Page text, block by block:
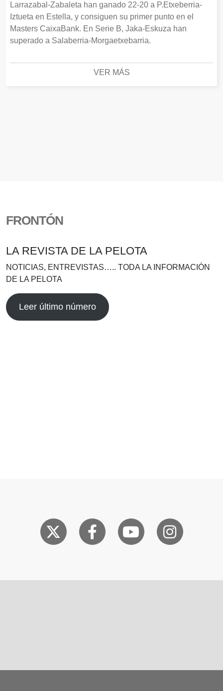
Larrazabal-Zabaleta han ganado 22-20 a P.Etxeberria-
Iztueta en Estella, y consiguen su primer punto en el
Masters CaixaBank. En Serie B, Jaka-Eskuza han
superado a Salaberria-Morgaetxebarria.
VER MÁS
FRONTÓN
LA REVISTA DE LA PELOTA
NOTICIAS, ENTREVISTAS….. TODA LA INFORMACIÓN
DE LA PELOTA
Leer último número